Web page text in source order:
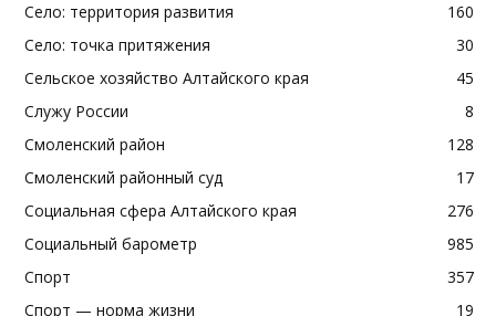
Село: территория развития
160
Село: точка притяжения
30
Сельское хозяйство Алтайского края
45
Служу России
8
Смоленский район
128
Смоленский районный суд
17
Социальная сфера Алтайского края
276
Социальный барометр
985
Спорт
357
Спорт — норма жизни
19